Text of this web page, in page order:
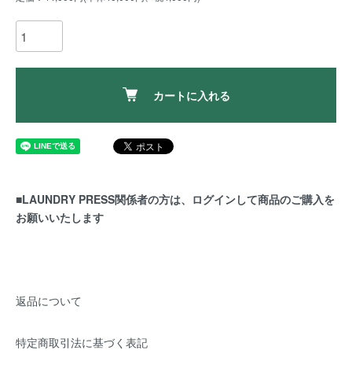
カートに入れる
■LAUNDRY PRESS関係者の方は、ログインして商品のご購入を
お願いいたします
返品について
特定商取引法に基づく表記